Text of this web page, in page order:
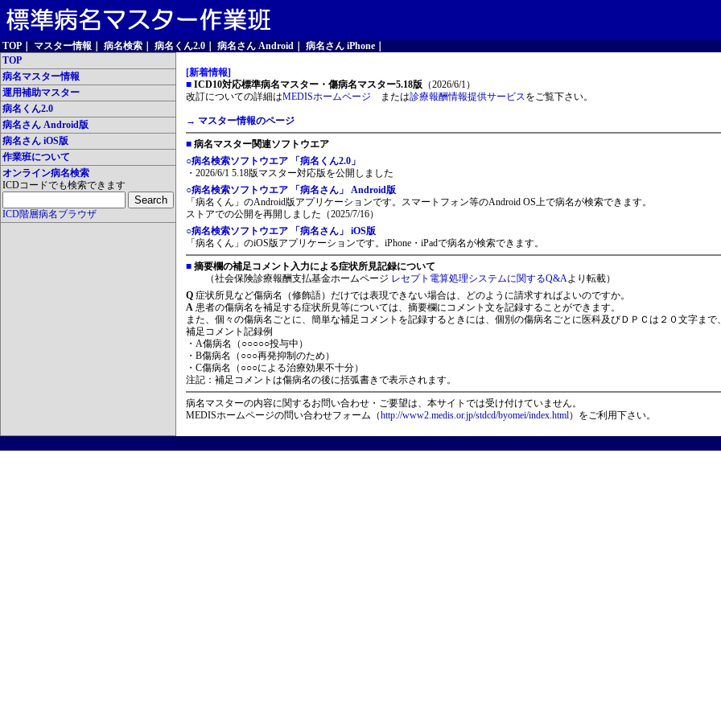
TOP マスター情報 病名検索 病名くん2.0 病名さん Android 病名さん iPhone
TOP
病名マスター情報
運用補助マスター
病名くん2.0
病名さん Android版
病名さん iOS版
作業班について
オンライン病名検索
ICDコードでも検索できます
ICD階層病名ブラウザ
[新着情報]
■ ICD10対応標準病名マスター・傷病名マスター5.18版 （2026/6/1）
改訂についての詳細はMEDISホームページ または診療報酬情報提供サービスをご覧下さい。
→ マスター情報のページ
■ 病名マスター関連ソフトウエア
○病名検索ソフトウエア 「病名くん2.0」
・2026/6/1 5.18版マスター対応版を公開しました
○病名検索ソフトウエア 「病名さん」 Android版
「病名くん」のAndroid版アプリケーションです。スマートフォン等のAndroid OS上で病名が検索できます。
ストアでの公開を再開しました（2025/7/16）
○病名検索ソフトウエア 「病名さん」 iOS版
「病名くん」のiOS版アプリケーションです。iPhone・iPadで病名が検索できます。
■ 摘要欄の補足コメント入力による症状所見記録について
（社会保険診療報酬支払基金ホームページ レセプト電算処理システムに関するQ&Aより転載）
Q 症状所見など傷病名（修飾語）だけでは表現できない場合は、どのように請求すればよいのですか。
A 患者の傷病名を補足する症状所見等については、摘要欄にコメント文を記録することができます。
また、個々の傷病名ごとに、簡単な補足コメントを記録するときには、個別の傷病名ごとに医科及びＤＰＣは２０文字まで
補足コメント記録例
・A傷病名（○○○○○投与中）
・B傷病名（○○○再発抑制のため）
・C傷病名（○○○による治療効果不十分）
注記：補足コメントは傷病名の後に括弧書きで表示されます。
病名マスターの内容に関するお問い合わせ・ご要望は、本サイトでは受け付けていません。
MEDISホームページの問い合わせフォーム（http://www2.medis.or.jp/stdcd/byomei/index.html）をご利用下さい。